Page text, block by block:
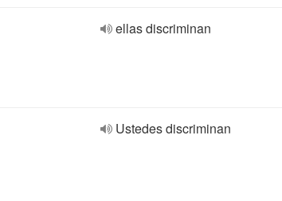
ellas discriminan
Ustedes discriminan